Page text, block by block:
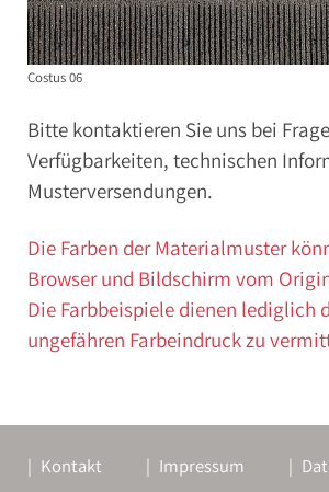
Costus 06
Bitte kontaktieren Sie uns bei
Verfügbarkeiten, technischen
Musterversendungen.
Die Farben der Materialmuster
Browser und Bildschirm vom
Die Farbbeispiele dienen lediglich
ungefähren Farbeindruck zu
Kontakt Impressum